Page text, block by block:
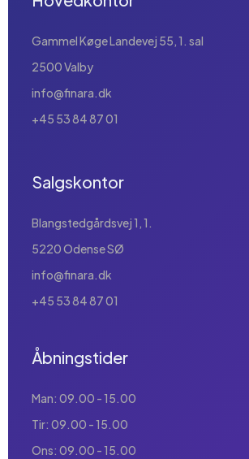
Gammel Køge Landevej 55, 1. sal
2500 Valby
info@finara.dk
+45 53 84 87 01
Salgskontor
Blangstedgårdsvej 1, 1.
5220 Odense SØ
info@finara.dk
+45 53 84 87 01
Åbningstider
Man: 09.00 - 15.00
Tir: 09.00 - 15.00
Ons: 09.00 - 15.00